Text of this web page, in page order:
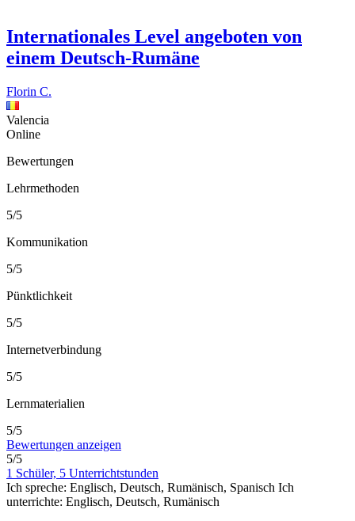
Internationales Level angeboten von
einem Deutsch-Rumäne
Florin C.
Valencia
Online
Bewertungen
Lehrmethoden
5/5
Kommunikation
5/5
Pünktlichkeit
5/5
Internetverbindung
5/5
Lernmaterialien
5/5
Bewertungen anzeigen
5/5
1 Schüler, 5 Unterrichtstunden
Ich spreche: Englisch, Deutsch, Rumänisch, Spanisch Ich
unterrichte: Englisch, Deutsch, Rumänisch